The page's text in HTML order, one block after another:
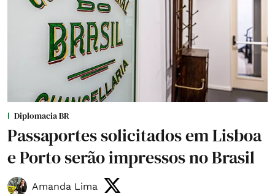
Diplomacia BR
Passaportes solicitados em Lisboa
e Porto serão impressos no Brasil
Amanda Lima